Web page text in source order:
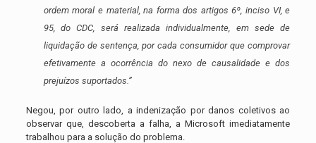
ordem moral e material, na forma dos artigos 6º, inciso VI, e
95, do CDC, será realizada individualmente, em sede de
liquidação de sentença, por cada consumidor que comprovar
efetivamente a ocorrência do nexo de causalidade e dos
prejuízos suportados.”
Negou, por outro lado, a indenização por danos coletivos ao
observar que, descoberta a falha, a Microsoft imediatamente
trabalhou para a solução do problema.